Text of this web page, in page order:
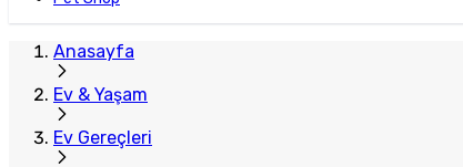
Anasayfa
Ev & Yaşam
Ev Gereçleri